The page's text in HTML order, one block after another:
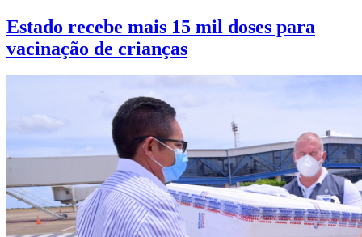
Estado recebe mais 15 mil doses para
vacinação de crianças